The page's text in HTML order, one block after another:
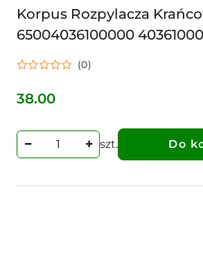
Korpus Rozpylacza
65004036100000
634AP0100G07K
(0)
Cena:
38.00
szt. Do